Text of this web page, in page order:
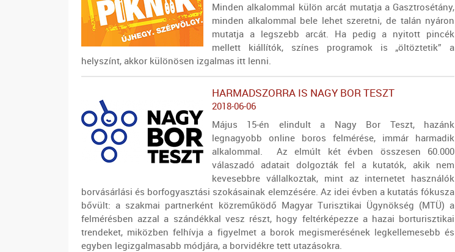
Minden alkalommal külön arcát mutatja a Gasztrosétány,
minden alkalommal bele lehet szeretni, de talán nyáron
mutatja a legszebb arcát. Ha pedig a nyitott pincék
mellett kiállítók, színes programok is „öltöztetik” a
helyszínt, akkor különösen izgalmas itt lenni.
HARMADSZORRA IS NAGY BOR TESZT
2018-06-06
Május 15-én elindult a Nagy Bor Teszt, hazánk
legnagyobb online boros felmérése, immár harmadik
alkalommal. Az elmúlt két évben összesen 60.000
válaszadó adatait dolgozták fel a kutatók, akik nem
kevesebbre vállalkoztak, mint az internetet használók
borvásárlási és borfogyasztási szokásainak elemzésére. Az idei évben a kutatás fókusza
bővült: a szakmai partnerként közreműködő Magyar Turisztikai Ügynökség (MTÜ)a
felmérésben azzal a szándékkal vesz részt, hogy feltérképezze a hazai borturisztikai
trendeket, miközben felhívja a figyelmet a borok megismerésének legkellemesebb és
egyben legizgalmasabb módjára, a borvidékre tett utazásokra.